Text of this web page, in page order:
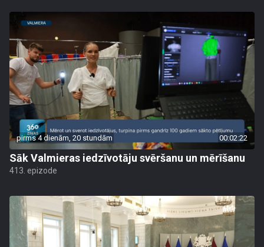
pirms 4 dienām, 20 stundām 00:02:22
Sāk Valmieras iedzīvotāju svēršanu un mērīšanu
413. epizode